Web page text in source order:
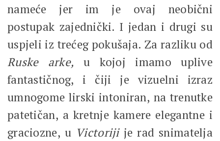
nameće jer im je ovaj neobični
postupak zajednički. I jedan i drugi su
uspjeli iz trećeg pokušaja. Za razliku od
Ruske arke, u kojoj imamo uplive
fantastičnog, i čiji je vizuelni izraz
umnogome lirski intoniran, na trenutke
patetičan, a kretnje kamere elegantne i
graciozne, u Victoriji je rad snimatelja